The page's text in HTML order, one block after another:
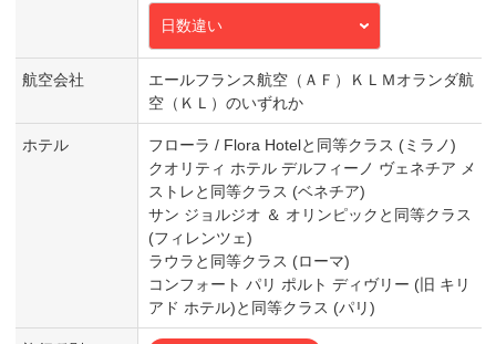
日数違い
航空会社
エールフランス航空（ＡＦ）ＫＬＭオランダ航
空（ＫＬ）のいずれか
ホテル
フローラ / Flora Hotelと同等クラス (ミラノ)
クオリティ ホテル デルフィーノ ヴェネチア メ
ストレと同等クラス (ベネチア)
サン ジョルジオ ＆ オリンピックと同等クラス
(フィレンツェ)
ラウラと同等クラス (ローマ)
コンフォート パリ ポルト ディヴリー (旧 キリ
アド ホテル)と同等クラス (パリ)